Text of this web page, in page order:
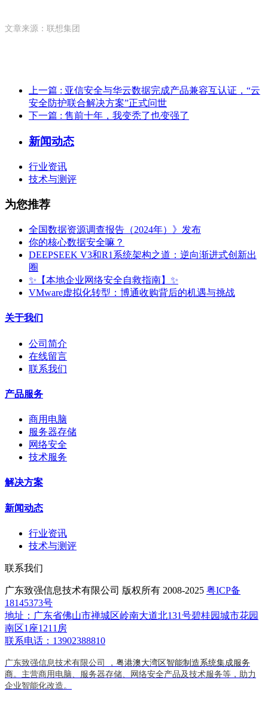
文章来源：联想集团
上一篇 : 亚信安全与华云数据完成产品兼容互认证，“云
安全防护联合解决方案”正式问世
下一篇 : 售前十年，我变秃了也变强了
新闻动态
行业资讯
技术与测评
为您推荐
全国数据资源调查报告（2024年）》发布
你的核心数据安全嘛？
DEEPSEEK V3和R1系统架构之道：逆向渐进式创新出
圈
✨【本地企业网络安全自救指南】✨
VMware虚拟化转型：博通收购背后的机遇与挑战
关于我们
公司简介
在线留言
联系我们
产品服务
商用电脑
服务器存储
网络安全
技术服务
解决方案
新闻动态
行业资讯
技术与测评
联系我们
广东致强信息技术有限公司 版权所有 2008-2025 粤ICP备
18145373号
地址：广东省佛山市禅城区岭南大道北131号碧桂园城市花园
南区1座1211房
联系电话：13902388810
广东致强信息技术有限公司 ， 粤港澳大湾区智能制造系统集成服务
商。主营商用电脑、服务器存储、网络安全产品及技术服务等，助力
企业智能化改造。